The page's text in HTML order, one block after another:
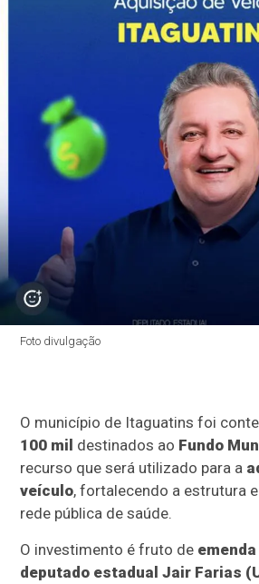
Foto divulgação
O município de Itaguatins foi
100 mil destinados ao Fundo
recurso que será utilizado para a
veículo, fortalecendo a estrutura
rede pública de saúde.
O investimento é fruto de
deputado estadual Jair Farias